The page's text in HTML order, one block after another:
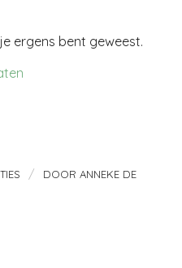
ergens bent geweest.
/ DOOR ANNEKE DE